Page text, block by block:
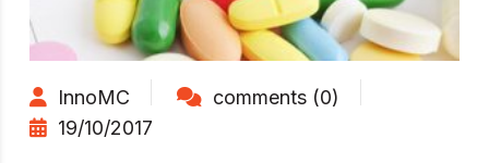
InnoMC
comments (0)
19/10/2017